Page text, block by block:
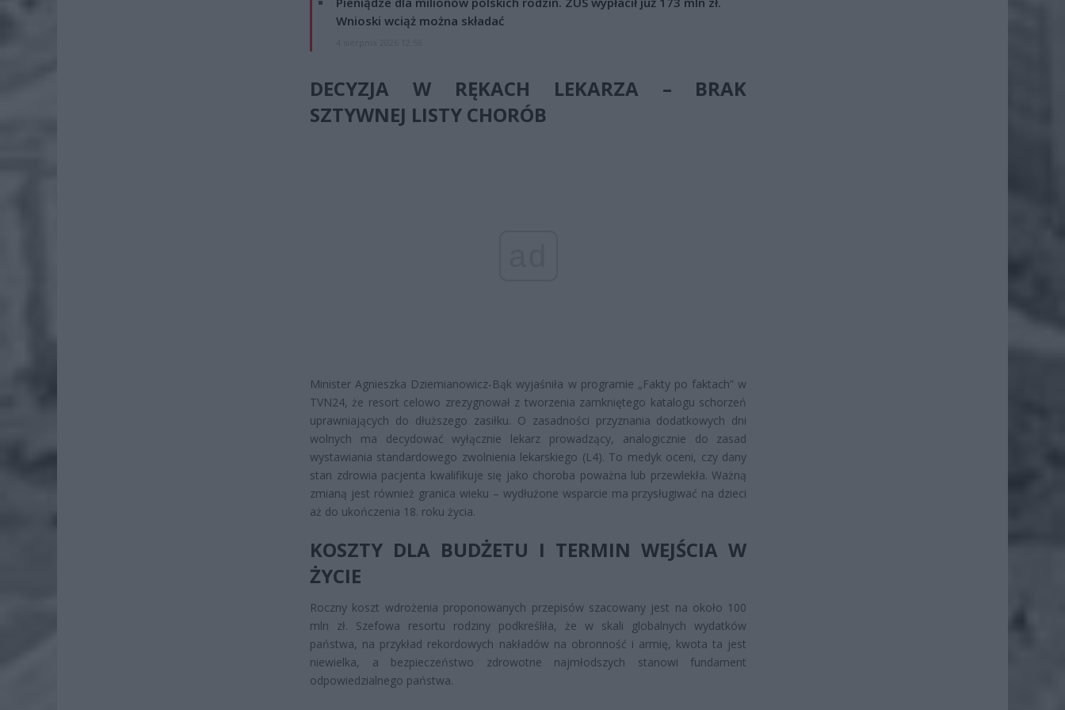
Wnioski wciąż można składać
DECYZJA W RĘKACH LEKARZA – BRAK
SZTYWNEJ LISTY CHORÓB
Minister Agnieszka Dziemianowicz-Bąk wyjaśniła w programie „Fakty po faktach” w
TVN24, że resort celowo zrezygnował z tworzenia zamkniętego katalogu schorzeń
uprawniających do dłuższego zasiłku. O zasadności przyznania dodatkowych dni
wolnych ma decydować wyłącznie lekarz prowadzący, analogicznie do zasad
wystawiania standardowego zwolnienia lekarskiego (L4). To medyk oceni, czy dany
stan zdrowia pacjenta kwalifikuje się jako choroba poważna lub przewlekła. Ważną
zmianą jest również granica wieku – wydłużone wsparcie ma przysługiwać na dzieci
aż do ukończenia 18. roku życia.
KOSZTY DLA BUDŻETU I TERMIN WEJŚCIA W
ŻYCIE
Roczny koszt wdrożenia proponowanych przepisów szacowany jest na około 100
mln zł. Szefowa resortu rodziny podkreśliła, że w skali globalnych wydatków
państwa, na przykład rekordowych nakładów na obronność i armię, kwota ta jest
niewielka, a bezpieczeństwo zdrowotne najmłodszych stanowi fundament
odpowiedzialnego państwa.